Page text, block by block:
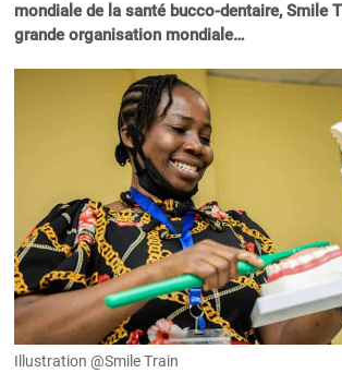
mondiale de la santé bucco-dentaire, Smile
grande organisation mondiale…
Illustration @Smile Train